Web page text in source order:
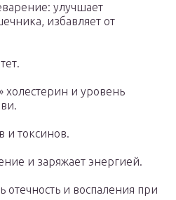
улучшает
избавляет от
холестерин и уровень
и токсинов.
и заряжает энергией.
отечность и воспаления при